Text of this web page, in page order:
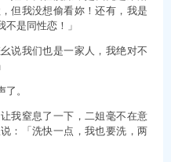
但我没想偷看妳！还有，我是
是同性恋！」
说我们也是一家人，我绝对不
。
我窒息了一下，二姐毫不在意
：「洗快一点，我也要洗，两